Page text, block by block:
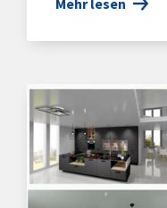
Mehr lesen